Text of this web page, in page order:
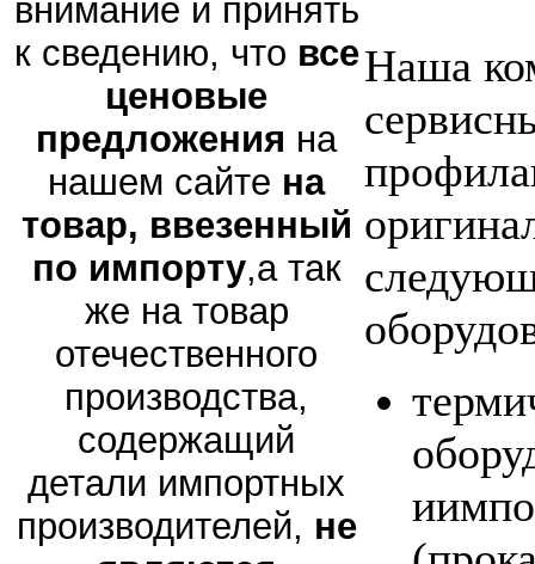
внимание и принять
к сведению, что все
ценовые
предложения на
нашем сайте на
товар, ввезенный
по импорту,а так
же на товар
отечественного
производства,
содержащий
детали импортных
производителей, не
Наша